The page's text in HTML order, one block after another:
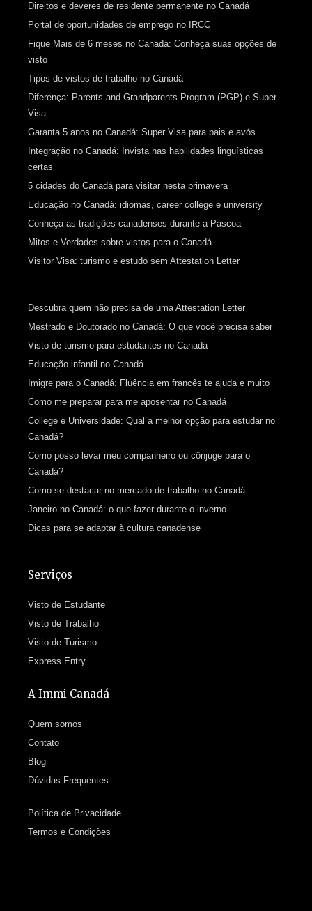
Direitos e deveres de residente permanente no Canadá
Portal de oportunidades de emprego no IRCC
Fique Mais de 6 meses no Canadá: Conheça suas opções de
visto
Tipos de vistos de trabalho no Canadá
Diferença: Parents and Grandparents Program (PGP) e Super
Visa
Garanta 5 anos no Canadá: Super Visa para pais e avós
Integração no Canadá: Invista nas habilidades linguísticas
certas
5 cidades do Canadá para visitar nesta primavera
Educação no Canadá: idiomas, career college e university
Conheça as tradições canadenses durante a Páscoa
Mitos e Verdades sobre vistos para o Canadá
Visitor Visa: turismo e estudo sem Attestation Letter
Descubra quem não precisa de uma Attestation Letter
Mestrado e Doutorado no Canadá: O que você precisa saber
Visto de turismo para estudantes no Canadá
Educação infantil no Canadá
Imigre para o Canadá: Fluência em francês te ajuda e muito
Como me preparar para me aposentar no Canadá
College e Universidade: Qual a melhor opção para estudar no
Canadá?
Como posso levar meu companheiro ou cônjuge para o
Canadá?
Como se destacar no mercado de trabalho no Canadá
Janeiro no Canadá: o que fazer durante o inverno
Dicas para se adaptar à cultura canadense
Serviços
Visto de Estudante
Visto de Trabalho
Visto de Turismo
Express Entry
A Immi Canadá
Quem somos
Contato
Blog
Dúvidas Frequentes
Política de Privacidade
Termos e Condições